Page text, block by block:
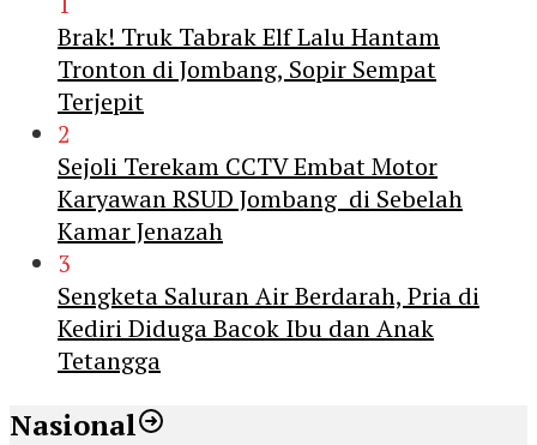
Brak! Truk Tabrak Elf Lalu Hantam
Tronton di Jombang, Sopir Sempat
Terjepit
2
Sejoli Terekam CCTV Embat Motor
Karyawan RSUD Jombang di Sebelah
Kamar Jenazah
3
Sengketa Saluran Air Berdarah, Pria di
Kediri Diduga Bacok Ibu dan Anak
Tetangga
Nasional